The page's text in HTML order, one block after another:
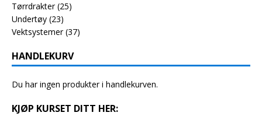
Tørrdrakter (25)
Undertøy (23)
Vektsystemer (37)
HANDLEKURV
Du har ingen produkter i handlekurven.
KJØP KURSET DITT HER: